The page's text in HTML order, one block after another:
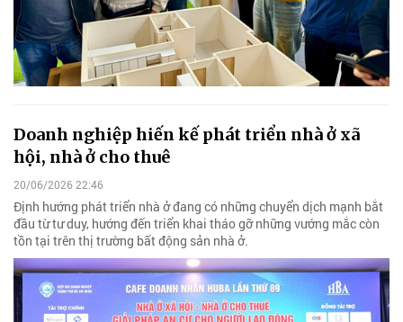
Doanh nghiệp hiến kế phát triển nhà ở xã
hội, nhà ở cho thuê
20/06/2026 22:46
Định hướng phát triển nhà ở đang có những chuyển dịch mạnh bắt
đầu từ tư duy, hướng đến triển khai tháo gỡ những vướng mắc còn
tồn tại trên thị trường bất động sản nhà ở.